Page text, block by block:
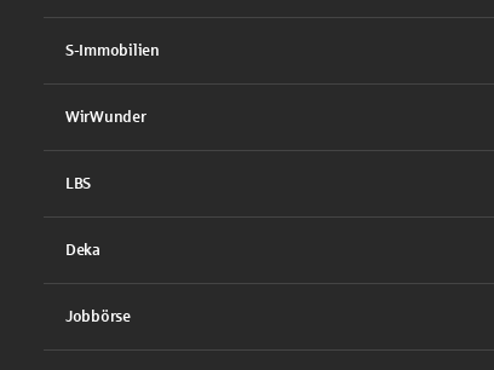
S-Immobilien
WirWunder
LBS
Deka
Jobbörse